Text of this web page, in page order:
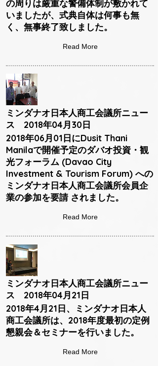
の周りは厳重な警備体制が敷かれて
いましたが、式典自体は何事も無
く、無事終了致しました。
Read More
ミンダナオ日本人商工会議所ニュー
ス 2018年04月30日
2018年06月01日にDusit Thani
Manilaで開催予定のダバオ投資・観
光フォーラム (Davao City
Investment & Tourism Forum) への
ミンダナオ日本人商工会議所会員企
業の参加を要請 されました。
Read More
ミンダナオ日本人商工会議所ニュー
ス 2018年04月21日
2018年4月21日、ミンダナオ日本人
商工会議所は、2018年度最初の定例
懇親会＆セミナーを行いました。
Read More